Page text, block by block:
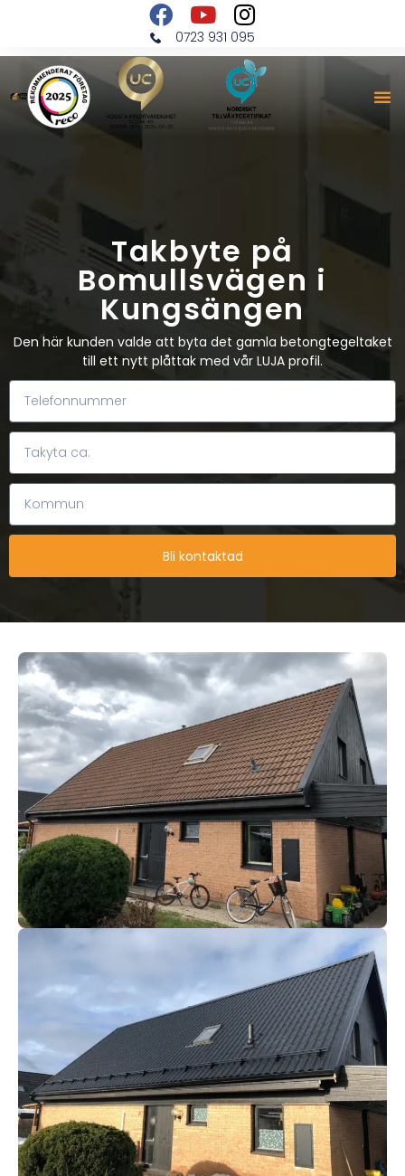
0723 931 095
Takbyte på
Bomullsvägen i
Kungsängen
Den här kunden valde att byta det gamla betongtegeltaket
till ett nytt plåttak med vår LUJA profil.
Bli kontaktad